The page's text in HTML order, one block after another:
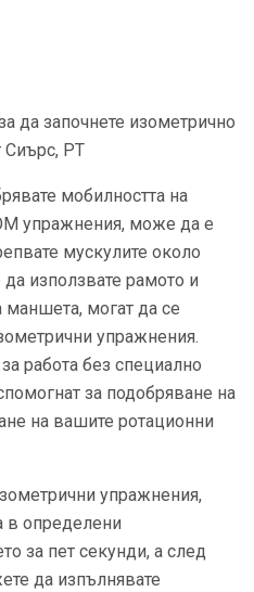
да започнете изометрично
Сиърс, PT
мобилността на
упражнения, може да е
мускулите около
използвате рамото и
маншета, могат да се
упражнения.
работа без специално
за подобряване на
на вашите ротационни
упражнения,
в определени
за пет секунди, а след
да изпълнявате